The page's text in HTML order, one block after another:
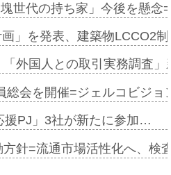
世代の持ち家」今後を懸
」を発表、建築物LCCO2
「外国人との取引実務調査
総会を開催=ジェルコビジ
援PJ」3社が新たに参加…
方針=流通市場活性化へ、検